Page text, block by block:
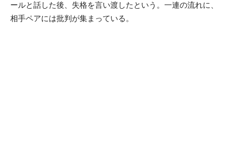
ールと話した後、失格を言い渡したという。一連の流れに、
相手ペアには批判が集まっている。